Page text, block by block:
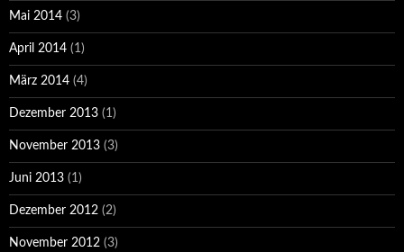
Mai 2014 (3)
April 2014 (1)
März 2014 (4)
Dezember 2013 (1)
November 2013 (3)
Juni 2013 (1)
Dezember 2012 (2)
November 2012 (3)